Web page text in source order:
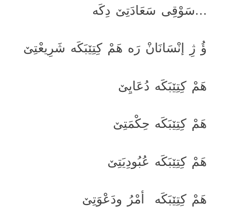
سَوْقِی سَعَادَتِێ دِکَە…
ؤُ ژِ إنْسَانَانْ رَە هَمْ کِتِێبَکَە شَرِیعْتِێ
هَمْ کِتِێبَکَە دُعَایِێ
هَمْ کِتِێبَکَە حِکْمَتِێ
هَمْ کِتِێبَکَە عُبُودِیَتِێ
هَمْ کِتِێبَکَە أمْرُ ودَعْوَتِێ